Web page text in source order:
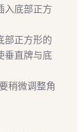
入底部正方
部正方形的
垂直牌与底
稍微调整角